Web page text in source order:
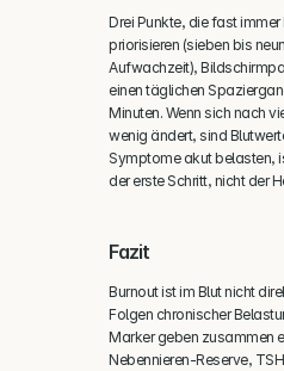
Drei Punkte, die fast
priorisieren (sieben bis
Aufwachzeit),
einen täglichen
Minuten. Wenn sich nach
wenig ändert, sind
Symptome akut belasten,
der erste Schritt, nicht der
Fazit
Burnout ist im Blut nicht
Folgen chronischer
Marker geben zusammen
Nebennieren-Reserve,